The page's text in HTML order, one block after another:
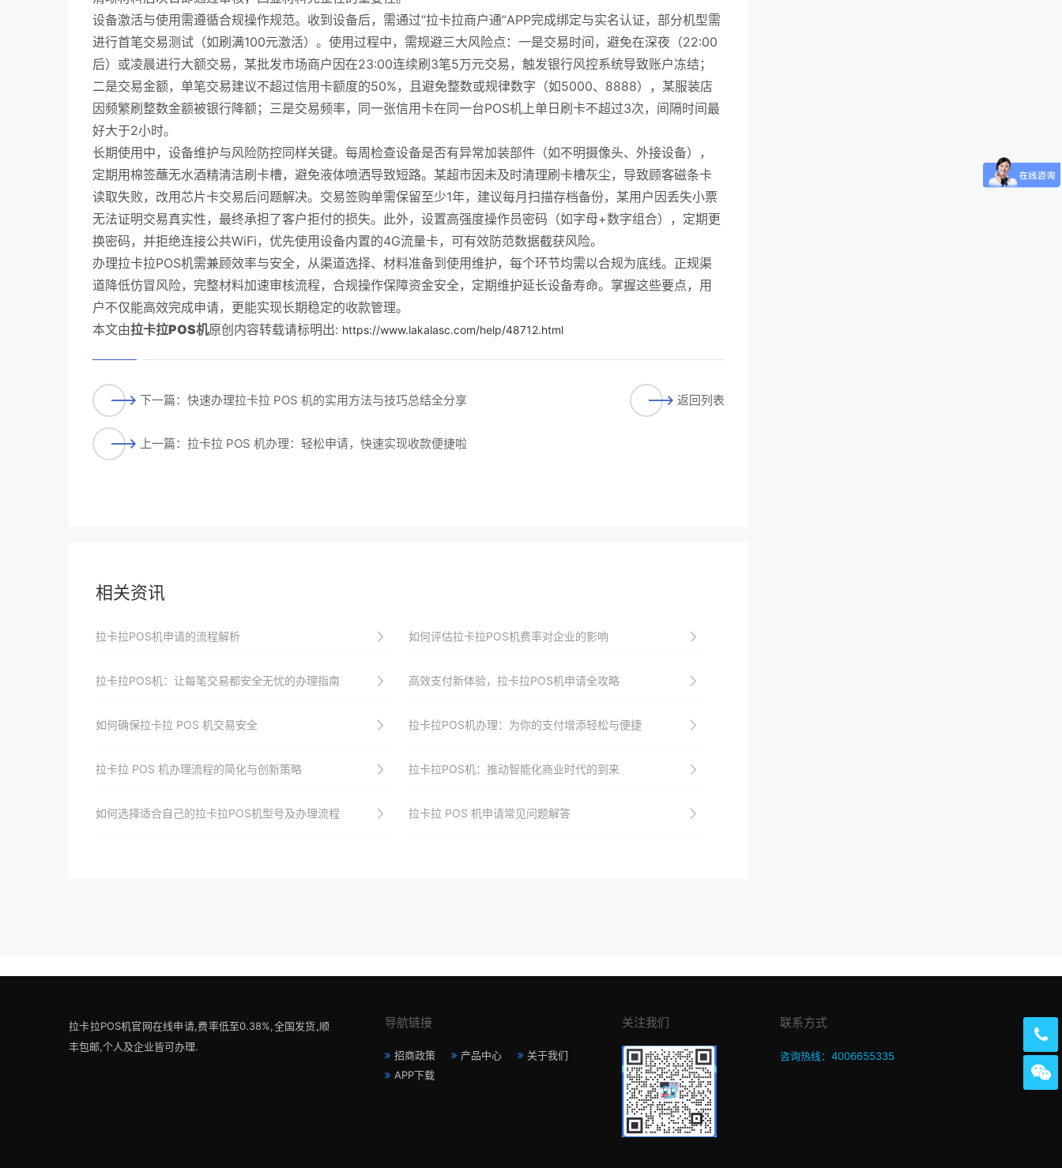
设备激活与使用需遵循合规操作规范。收到设备后，需通过“拉卡拉商户通”APP完成绑定与实名认证，部分机型需
进行首笔交易测试（如刷满100元激活）。使用过程中，需规避三大风险点：一是交易时间，避免在深夜（22:00
后）或凌晨进行大额交易，某批发市场商户因在23:00连续刷3笔5万元交易，触发银行风控系统导致账户冻结；
二是交易金额，单笔交易建议不超过信用卡额度的50%，且避免整数或规律数字（如5000、8888），某服装店
因频繁刷整数金额被银行降额；三是交易频率，同一张信用卡在同一台POS机上单日刷卡不超过3次，间隔时间最
好大于2小时。
长期使用中，设备维护与风险防控同样关键。每周检查设备是否有异常加装部件（如不明摄像头、外接设备），
定期用棉签蘸无水酒精清洁刷卡槽，避免液体喷洒导致短路。某超市因未及时清理刷卡槽灰尘，导致顾客磁条卡
读取失败，改用芯片卡交易后问题解决。交易签购单需保留至少1年，建议每月扫描存档备份，某用户因丢失小票
无法证明交易真实性，最终承担了客户拒付的损失。此外，设置高强度操作员密码（如字母+数字组合），定期更
换密码，并拒绝连接公共WiFi，优先使用设备内置的4G流量卡，可有效防范数据截获风险。
办理拉卡拉POS机需兼顾效率与安全，从渠道选择、材料准备到使用维护，每个环节均需以合规为底线。正规渠
道降低仿冒风险，完整材料加速审核流程，合规操作保障资金安全，定期维护延长设备寿命。掌握这些要点，用
户不仅能高效完成申请，更能实现长期稳定的收款管理。
本文由拉卡拉POS机原创内容转载请标明出: https://www.lakalasc.com/help/48712.html
下一篇：快速办理拉卡拉 POS 机的实用方法与技巧总结全分享
上一篇：拉卡拉 POS 机办理：轻松申请，快速实现收款便捷啦
返回列表
相关资讯
拉卡拉POS机申请的流程解析 如何评估拉卡拉POS机费率对企业的影响
拉卡拉POS机：让每笔交易都安全无忧的办理指南 高效支付新体验，拉卡拉POS机申请全攻略
如何确保拉卡拉 POS 机交易安全 拉卡拉POS机办理：为你的支付增添轻松与便捷
拉卡拉 POS 机办理流程的简化与创新策略 拉卡拉POS机：推动智能化商业时代的到来
如何选择适合自己的拉卡拉POS机型号及办理流程 拉卡拉 POS 机申请常见问题解答
拉卡拉POS机官网在线申请,费率低至0.38%,全国发货,顺
丰包邮,个人及企业皆可办理.
导航链接
招商政策 产品中心
关于我们
APP下载
关注我们 联系方式
咨询热线：4006655335